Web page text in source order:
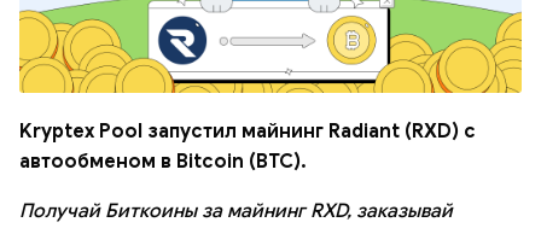
Kryptex Pool запустил майнинг Radiant (RXD) с
автообменом в Bitcoin (BTC).
Получай Биткоины за майнинг RXD, заказывай